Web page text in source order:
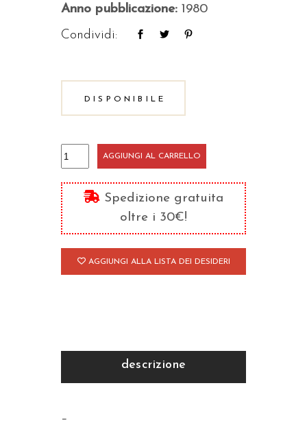
Anno pubblicazione: 1980
Condividi:
DISPONIBILE
Commento
a
dodici
Salmi/2
quantità
AGGIUNGI AL CARRELLO
Spedizione gratuita
oltre i 30€!
AGGIUNGI ALLA LISTA DEI DESIDERI
descrizione
–